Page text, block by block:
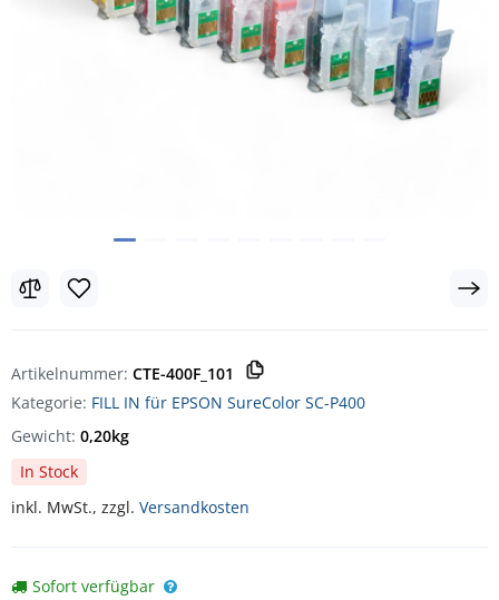
Artikelnummer: CTE-400F_101
Kategorie: FILL IN für EPSON SureColor SC-P400
In Stock
inkl. MwSt., zzgl. Versandkosten
Gewicht: 0,20kg
Sofort verfügbar